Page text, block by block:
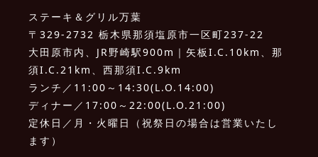
ステーキ＆グリル万葉
〒329-2732 栃木県那須塩原市一区町237-22
大田原市内、JR野崎駅900m｜矢板I.C.10km、那
須I.C.21km、西那須I.C.9km
ランチ／11:00～14:30(L.O.14:00)
ディナー／17:00～22:00(L.O.21:00)
定休日／月・火曜日（祝祭日の場合は営業いたし
ます）